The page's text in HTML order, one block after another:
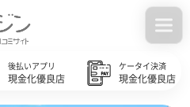
後払いアプリ
現金化優良店
ケータイ決済
現金化優良店